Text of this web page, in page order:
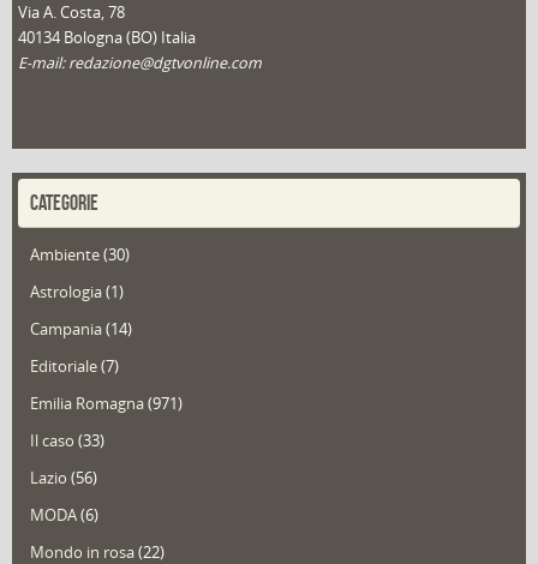
Via A. Costa, 78
40134 Bologna (BO) Italia
E-mail: redazione@dgtvonline.com
CATEGORIE
Ambiente(30)
Astrologia(1)
Campania(14)
Editoriale(7)
Emilia Romagna(971)
Il caso (33)
Lazio (56)
MODA(6)
Mondo in rosa(22)